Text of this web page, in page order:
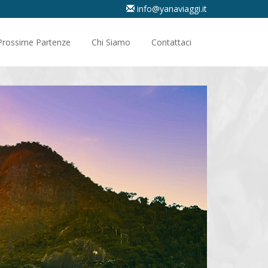
info@yanaviaggi.it
Partenze Chi Siamo Contattaci